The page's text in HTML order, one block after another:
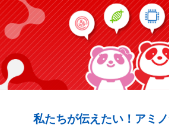
私たちが伝えたい！アミ